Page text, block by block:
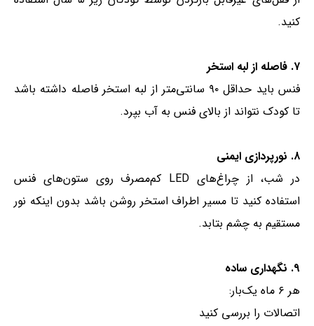
کنید.
۷. فاصله از لبه استخر
فنس باید حداقل ۹۰ سانتی‌متر از لبه استخر فاصله داشته باشد
تا کودک نتواند از بالای فنس به آب بپرد.
۸. نورپردازی ایمنی
در شب، از چراغ‌های LED کم‌مصرف روی ستون‌های فنس
استفاده کنید تا مسیر اطراف استخر روشن باشد بدون اینکه نور
مستقیم به چشم بتابد.
۹. نگهداری ساده
هر ۶ ماه یک‌بار:
اتصالات را بررسی کنید